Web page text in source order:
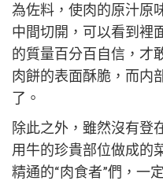
為佐料，使肉的原汁原
中間切開，可以看到裡
的質量百分百自信，才
肉餅的表面酥脆，而内
了。
除此之外，雖然沒有登
用牛的珍貴部位做成的
精通的“肉食者”們，一